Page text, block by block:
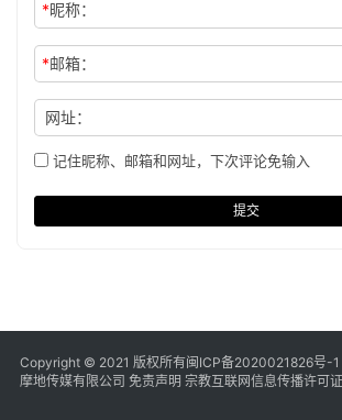
*昵称：
*邮箱：
网址：
记住昵称、邮箱和网址，下次评论免输入
提交
Copyright © 2021 版权所有闽ICP备2020021826号-
摩地传媒有限公司 免责声明 宗教互联网信息传播许可